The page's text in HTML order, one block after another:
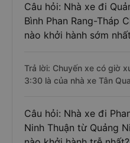
Câu hỏi: Nhà xe đi
Bình Phan Rang-Tháp
nào khởi hành sớm
Trả lời: Chuyến xe có giờ
3:30 là của nhà xe Tân
Câu hỏi: Nhà xe đi
Ninh Thuận từ Quảng